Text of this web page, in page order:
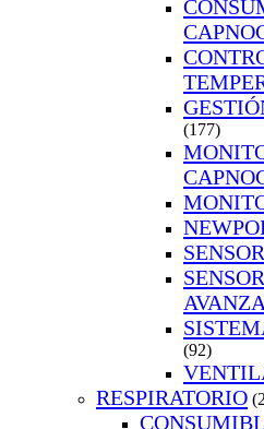
(177)
(92)
RESPIRATORIO